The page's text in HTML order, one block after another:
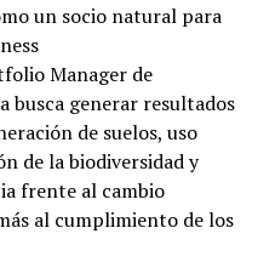
un socio natural para
Manager de
busca generar resultados
de suelos, uso
de la biodiversidad y
frente al cambio
al cumplimiento de los